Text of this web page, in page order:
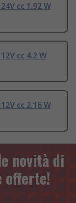
cc 1.92 W
cc 4.2 W
cc 2.16 W
novità di
offerte!